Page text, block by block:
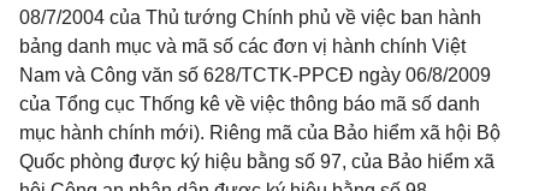
08/7/2004 của Thủ tướng Chính phủ về việc ban hành
bảng danh mục và mã số các đơn vị hành chính Việt
Nam và Công văn số 628/TCTK-PPCĐ ngày 06/8/2009
của Tổng cục Thống kê về việc thông báo mã số danh
mục hành chính mới). Riêng mã của Bảo hiểm xã hội Bộ
Quốc phòng được ký hiệu bằng số 97, của Bảo hiểm xã